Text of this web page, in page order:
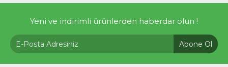
Yeni ve indirimli ürünlerden haberdar olun !
Abone Ol